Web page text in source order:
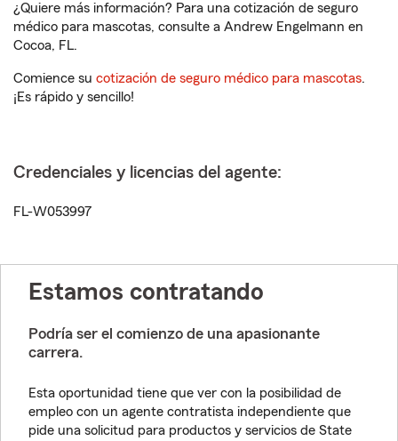
¿Quiere más información? Para una cotización de seguro
médico para mascotas, consulte a Andrew Engelmann en
Cocoa, FL.
Comience su cotización de seguro médico para mascotas.
¡Es rápido y sencillo!
Credenciales y licencias del agente:
FL-W053997
Estamos contratando
Podría ser el comienzo de una apasionante
carrera.
Esta oportunidad tiene que ver con la posibilidad de
empleo con un agente contratista independiente que
pide una solicitud para productos y servicios de State